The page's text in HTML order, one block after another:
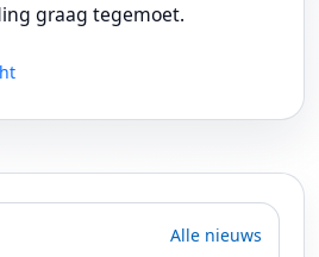
graag tegemoet.
Alle nieuws